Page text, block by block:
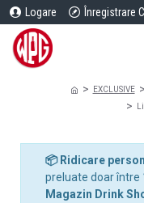
Logare Înregistrare
EXCLUSIVE
📦 Ridicare
preluate doar între
Magazin Drink